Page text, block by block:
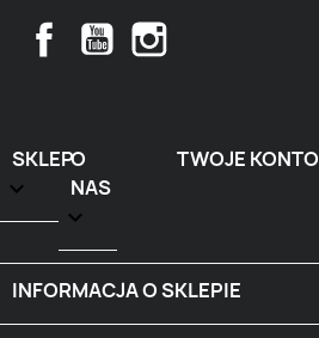
FacebookYouTube
SKLEP

O
NAS

TWOJE KONTO
INFORMACJA O SKLEPIE